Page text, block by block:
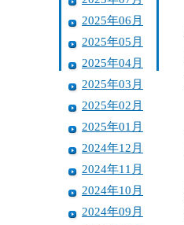
2025年06月
2025年05月
2025年04月
2025年03月
2025年02月
2025年01月
2024年12月
2024年11月
2024年10月
2024年09月